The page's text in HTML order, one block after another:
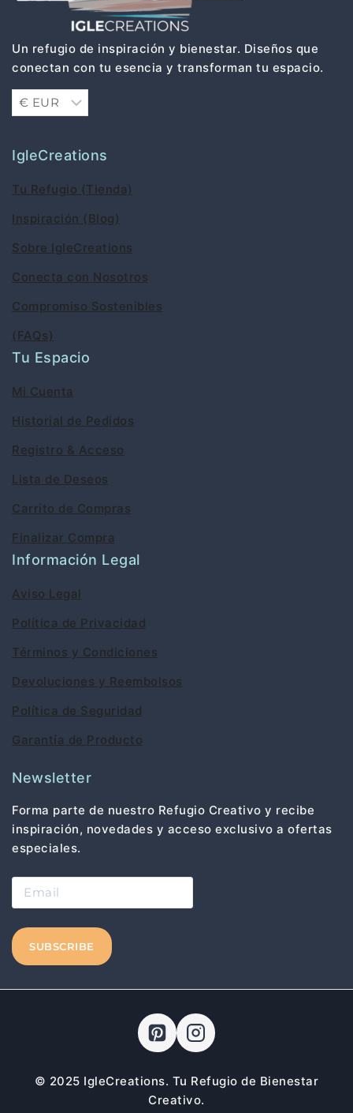
Un refugio de inspiración y bienestar. Diseños que
conectan con tu esencia y transforman tu espacio.
IgleCreations
Tu Refugio (Tienda)
Inspiración (Blog)
Sobre IgleCreations
Conecta con Nosotros
Compromiso Sostenibles
(FAQs)
Tu Espacio
Mi Cuenta
Historial de Pedidos
Registro & Acceso
Lista de Deseos
Carrito de Compras
Finalizar Compra
Información Legal
Aviso Legal
Política de Privacidad
Términos y Condiciones
Devoluciones y Reembolsos
Política de Seguridad
Garantía de Producto
Newsletter
Forma parte de nuestro Refugio Creativo y recibe
inspiración, novedades y acceso exclusivo a ofertas
especiales.
© 2025 IgleCreations. Tu Refugio de Bienestar
Creativo.